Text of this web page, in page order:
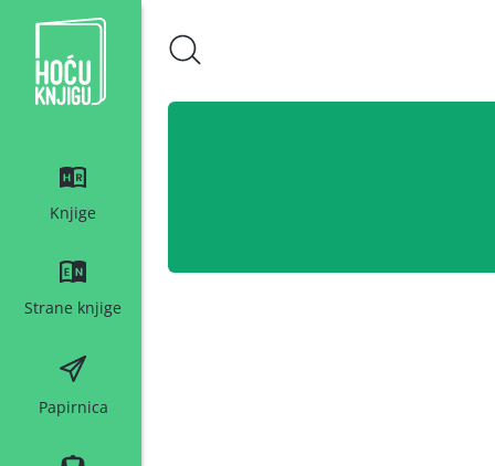
Hoću knjigu bijeli logo
Knjige
Strane knjige
Papirnica